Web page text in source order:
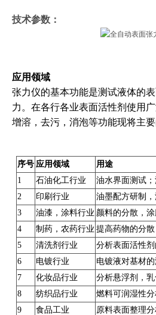
技术参数：
应用领域
张力仪的基本功能是测试液体的
力。在各行各业表面活性剂使用
增溶，去污，消泡等功能现将主
序号 应用领域
用途
1
石油化工行业
油水界面测试
2
印刷行业
油墨配方研制
3
油漆，涂料行业 颜料的分散，
4
制药，农药行业 提高药物的分
5
清洗剂行业
分析表面活性
6
电镀行业
电镀液对基材
7
化妆品行业
分析悬浮剂，
8
纺织品行业
燃料可润湿性
9
食品工业
原料表面整理